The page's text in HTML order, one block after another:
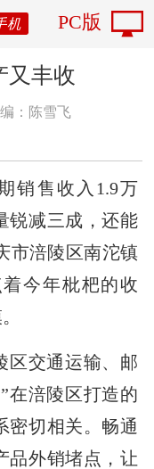
机 PC版
又丰收
：陈雪飞
销售收入1.9万
锐减三成，还能
市涪陵区南沱镇
今年枇杷的收
区交通运输、邮
在涪陵区打造的
密切相关。畅通
品外销堵点，让